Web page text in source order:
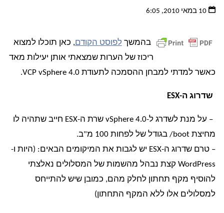
10 במאי 2010, 6:05
בהמשך לפוסט הקודם, כאן תוכלו למצוא
ריכוז של הערות שמצאתי אותן יעילות מאד
כאשר למדתי למבחן ההסמכה לתעודת VCP vSphere 4.0.
שדרוג ה-ESX
– על מנת לשדרג ל-vSphere 4.0 שרת ה-ESX חייב שתהיה לו
מחיצת boot/ בגודל של לפחות 100 מ"ב.
– טרם שדרוג ה-ESX יש לגבות את המיקומים הבאים: (היות ו-
WordPress קצת נבהל מהשמות של המסלולים נאלצתי
להוסיף מקף תחתון לחלק מהם, כמובן שיש להתייחס
למסלולים אלו ללא המקף התחתון)